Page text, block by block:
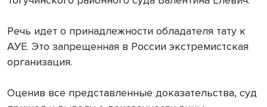
Речь идет о принадлежности обладателя тату к
АУЕ. Это запрещенная в России экстремистская
организация.
Оценив все представленные доказательства, суд